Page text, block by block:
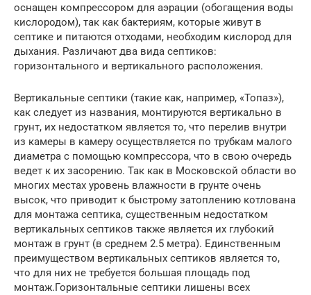
оснащен компрессором для аэрации (обогащения воды
кислородом), так как бактериям, которые живут в
септике и питаются отходами, необходим кислород для
дыхания. Различают два вида септиков:
горизонтального и вертикального расположения.
Вертикальные септики (такие как, например, «Топаз»),
как следует из названия, монтируются вертикально в
грунт, их недостатком является то, что перелив внутри
из камеры в камеру осуществляется по трубкам малого
диаметра с помощью компрессора, что в свою очередь
ведет к их засорению. Так как в Московской области во
многих местах уровень влажности в грунте очень
высок, что приводит к быстрому затоплению котлована
для монтажа септика, существенным недостатком
вертикальных септиков также является их глубокий
монтаж в грунт (в среднем 2.5 метра). Единственным
преимуществом вертикальных септиков является то,
что для них не требуется большая площадь под
монтаж.Горизонтальные септики лишены всех